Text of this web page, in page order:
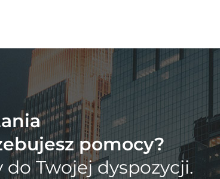
pomocy?
do Twojej dyspozycji.